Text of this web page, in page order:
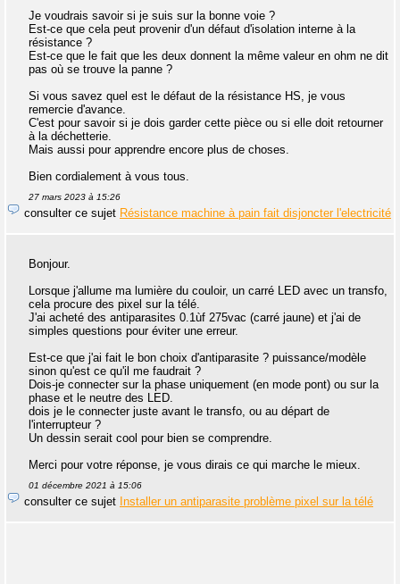
Je voudrais savoir si je suis sur la bonne voie ?
Est-ce que cela peut provenir d'un défaut d'isolation interne à la
résistance ?
Est-ce que le fait que les deux donnent la même valeur en ohm ne dit
pas où se trouve la panne ?
Si vous savez quel est le défaut de la résistance HS, je vous
remercie d'avance.
C'est pour savoir si je dois garder cette pièce ou si elle doit retourner
à la déchetterie.
Mais aussi pour apprendre encore plus de choses.
Bien cordialement à vous tous.
27 mars 2023 à 15:26
consulter ce sujet Résistance machine à pain fait disjoncter l'electricité
Bonjour.
Lorsque j'allume ma lumière du couloir, un carré LED avec un transfo,
cela procure des pixel sur la télé.
J'ai acheté des antiparasites 0.1ùf 275vac (carré jaune) et j'ai de
simples questions pour éviter une erreur.
Est-ce que j'ai fait le bon choix d'antiparasite ? puissance/modèle
sinon qu'est ce qu'il me faudrait ?
Dois-je connecter sur la phase uniquement (en mode pont) ou sur la
phase et le neutre des LED.
dois je le connecter juste avant le transfo, ou au départ de
l'interrupteur ?
Un dessin serait cool pour bien se comprendre.
Merci pour votre réponse, je vous dirais ce qui marche le mieux.
01 décembre 2021 à 15:06
consulter ce sujet Installer un antiparasite problème pixel sur la télé